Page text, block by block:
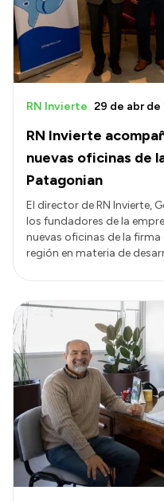
RN Invierte
nuevas oficinas de
Patagonian
RN Invierte 29 de abr de
El director de RN Invierte,
los fundadores de la
nuevas oficinas de la firma
región en materia de